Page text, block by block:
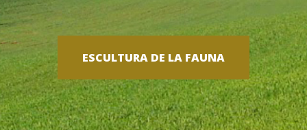
ESCULTURA DE LA FAUNA